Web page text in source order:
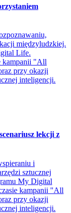
międzyludzkiej.
Life.
kampanii "All
przy okazji
inteligencji.
lekcji z
i
sztucznej
My Digital
kampanii "All
przy okazji
inteligencji.